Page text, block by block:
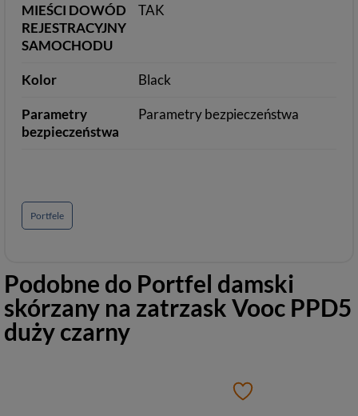
MIEŚCI DOWÓD
REJESTRACYJNY
SAMOCHODU
TAK
Kolor Black
Parametry
bezpieczeństwa
Parametry bezpieczeństwa
Portfele
Podobne do Portfel damski
skórzany na zatrzask Vooc PPD5
duży czarny